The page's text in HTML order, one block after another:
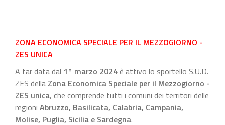
ZONA ECONOMICA SPECIALE PER IL MEZZOGIORNO -
ZES UNICA
A far data dal 1° marzo 2024è attivo lo sportello S.U.D.
ZES della Zona Economica Speciale per il Mezzogiorno -
ZES unica, che comprende tutti i comuni dei territori delle
regioni Abruzzo, Basilicata, Calabria, Campania,
Molise, Puglia, Sicilia e Sardegna.